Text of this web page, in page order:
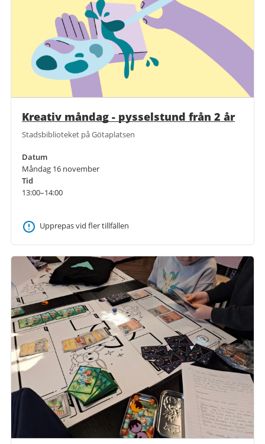
Kreativ måndag - pysselstund från 2 år
Stadsbiblioteket på Götaplatsen
Datum
Måndag 16 november
Tid
13:00–14:00
Upprepas vid fler tillfällen